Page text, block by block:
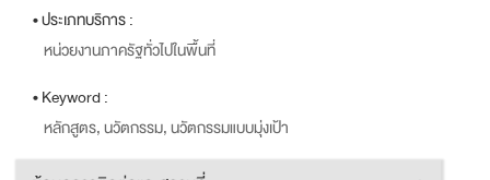
• ประเภทบริการ :
หน่วยงานภาครัฐทั่วไปในพื้นที่
• Keyword :
หลักสูตร, นวัตกรรม, นวัตกรรมแบบมุ่งเป้า